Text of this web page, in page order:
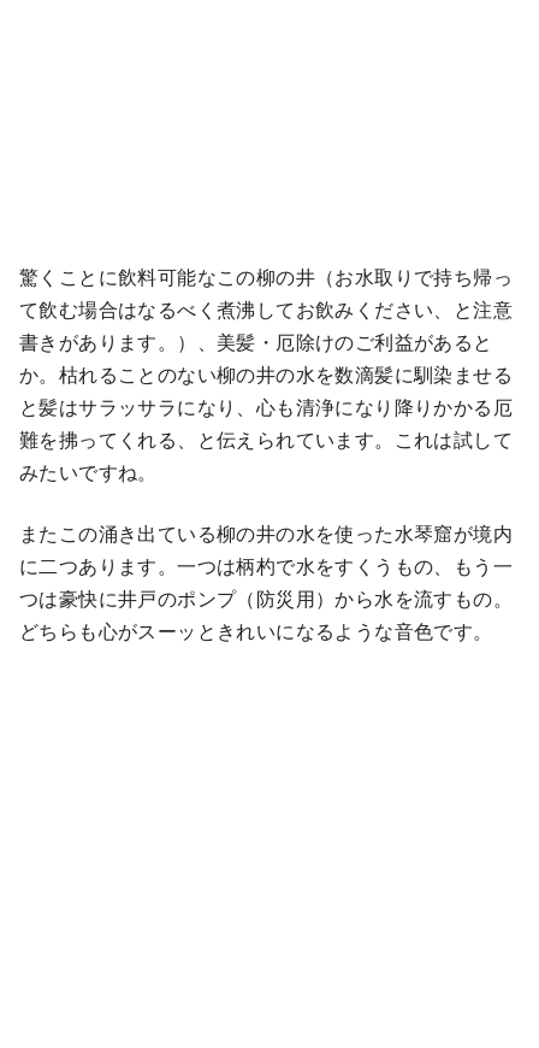
驚くことに飲料可能なこの柳の井（お水取りで持ち帰っ
て飲む場合はなるべく煮沸してお飲みください、と注意
書きがあります。）、美髪・厄除けのご利益があると
か。枯れることのない柳の井の水を数滴髪に馴染ませる
と髪はサラッサラになり、心も清浄になり降りかかる厄
難を拂ってくれる、と伝えられています。これは試して
みたいですね。
またこの涌き出ている柳の井の水を使った水琴窟が境内
に二つあります。一つは柄杓で水をすくうもの、もう一
つは豪快に井戸のポンプ（防災用）から水を流すもの。
どちらも心がスーッときれいになるような音色です。